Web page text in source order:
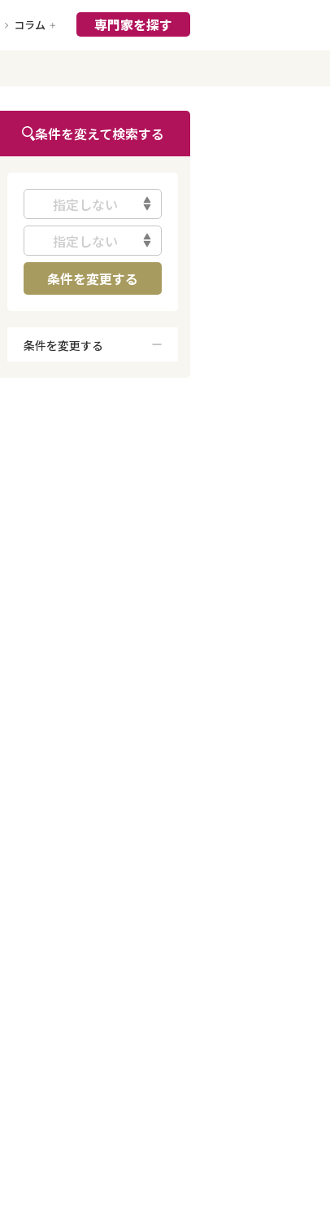
コラム 専門家を探す
条件を変えて検索する
指定しない
指定しない
条件を変更する
条件を変更する